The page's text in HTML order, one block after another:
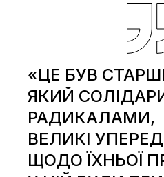
«ЦЕ БУВ
ЯКИЙ
РАДИКАЛАМИ,
ВЕЛИКІ
ЩОДО ЇХНЬОЇ